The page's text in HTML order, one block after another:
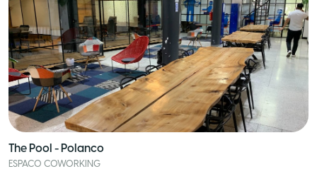
The Pool - Polanco
ESPACO COWORKING